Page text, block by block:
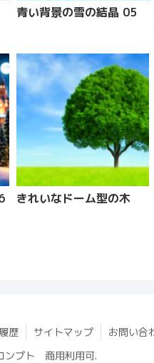
青い背景の雪の結晶 05
きれいなドーム型の木
歴 サイトマップ
お問い合
ンプト 商用利用可.